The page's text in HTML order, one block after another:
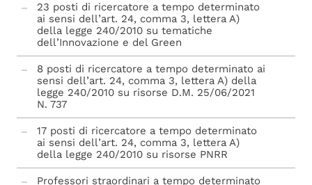
23 posti di ricercatore a tempo determinato
ai sensi dell’art. 24, comma 3, lettera A)
della legge 240/2010 su tematiche
dell’Innovazione e del Green
8 posti di ricercatore a tempo determinato ai
sensi dell’art. 24, comma 3, lettera A) della
legge 240/2010 su risorse D.M. 25/06/2021
N. 737
17 posti di ricercatore a tempo determinato
ai sensi dell’art. 24, comma 3, lettera A)
della legge 240/2010 su risorse PNRR
Professori straordinari a tempo determinato